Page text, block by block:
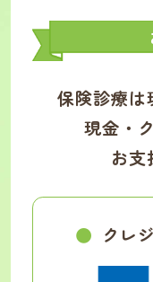
保険診療は
現金・
お支
クレ